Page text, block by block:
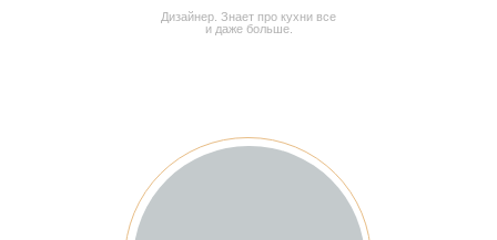
Дизайнер. Знает про кухни все
и даже больше.